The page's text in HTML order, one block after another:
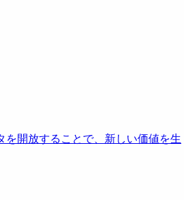
を開放することで、新しい価値を生